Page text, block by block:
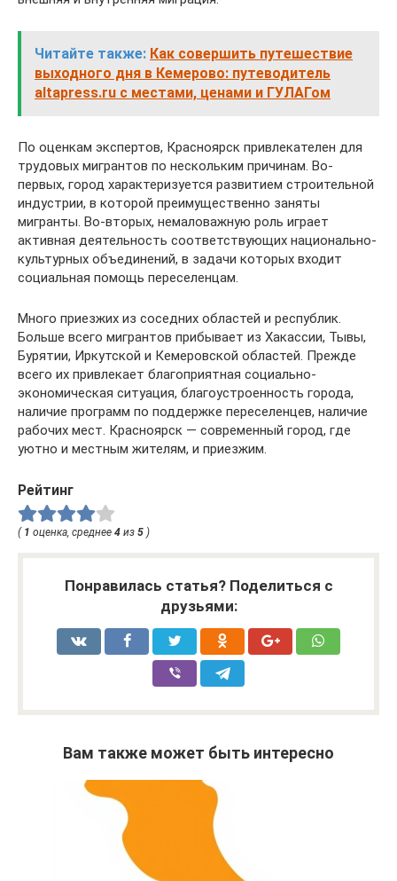
Читайте также: Как совершить путешествие
выходного дня в Кемерово: путеводитель
altapress.ru с местами, ценами и ГУЛАГом
По оценкам экспертов, Красноярск привлекателен для
трудовых мигрантов по нескольким причинам. Во-
первых, город ха­рактеризуется развитием строительной
ин­дустрии, в которой преимущественно заня­ты
мигранты. Во-вторых, немаловажную роль играет
активная деятельность соответствую­щих национально-
культурных объединений, в задачи которых входит
социальная помощь переселенцам.
Много приезжих из соседних областей и республик.
Больше всего мигрантов прибывает из Хакассии, Тывы,
Бурятии, Иркутской и Кемеровской областей. Прежде
всего их привлекает благоприятная социально-
экономическая ситуация, благоустроенность города,
наличие программ по поддержке переселенцев, наличие
рабочих мест. Красноярск — современный город, где
уютно и местным жителям, и приезжим.
Рейтинг
( 1 оценка, среднее 4 из 5 )
Понравилась статья? Поделиться с
друзьями:
Вам также может быть интересно